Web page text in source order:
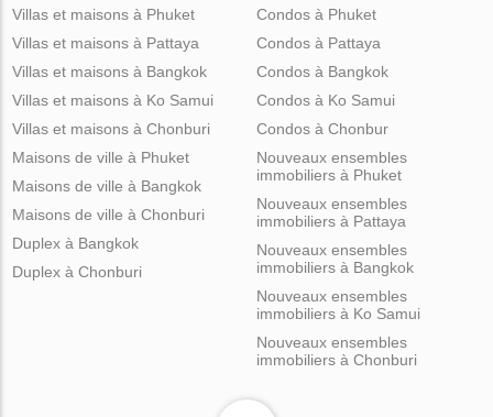
Villas et maisons à Phuket
Villas et maisons à Pattaya
Villas et maisons à Bangkok
Villas et maisons à Ko Samui
Villas et maisons à Chonburi
Condos à Phuket
Condos à Pattaya
Condos à Bangkok
Condos à Ko Samui
Condos à Chonbur
Maisons de ville à Phuket
Maisons de ville à Bangkok
Maisons de ville à Chonburi
Duplex à Bangkok
Duplex à Chonburi
Nouveaux ensembles
immobiliers à Phuket
Nouveaux ensembles
immobiliers à Pattaya
Nouveaux ensembles
immobiliers à Bangkok
Nouveaux ensembles
immobiliers à Ko Samui
Nouveaux ensembles
immobiliers à Chonburi